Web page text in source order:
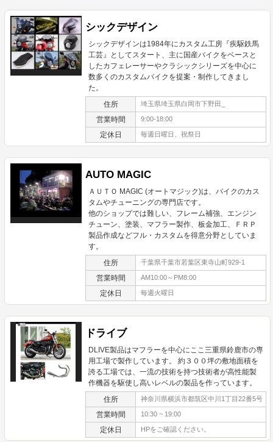
シックデザイン
シックデザインは1984年にカスタム工房『疾駆鉄馬
工芸』としてスタート、主に国産バイクをベースと
したカフェレーサーやクラシックシリーズを中心に
数多くのカスタムバイクを提案・制作してきまし
た。
住所 埼玉県埼玉県白岡市下野田_
営業時間 9:00-18:00
定休日 毎週日曜日、祝祭日
AUTO MAGIC
ＡＵＴＯ MAGIC (オートマジック)は、バイクのカス
タムやチューニングの専門店です。
他のショップでは難しい、フレーム補強、エンジン
チューン、塗装、マフラー製作、板金加工、ＦＲＰ
製品作成などフル・カスタムを得意分野としていま
す。
住所 千葉県千葉市若葉区東寺山町929-1
営業時間 AM10:00～PM8:00
定休日 毎週火曜日
ドライブ
DLIVE製品はマフラーを中心にここ三重県鈴鹿市の専
用工場で製作しています。 約３００坪の敷地面積を
誇る工場では、一流の技術を持つ技術者が高性能製
作機器を駆使し高いレベルの製品を作っています。
住所 神奈川県横浜市都筑区中川1丁目22番5号
営業時間 10:30 ~ 19:00
定休日 HPをご確認ください。